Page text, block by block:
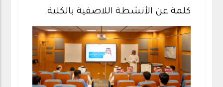
كلمة عن الأنشطة اللاصفية بالكلية.